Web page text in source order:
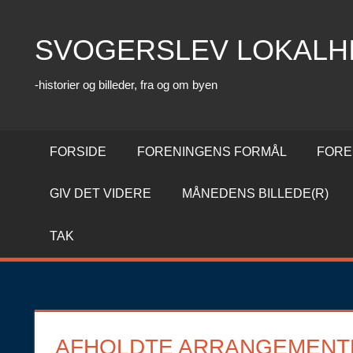
contentSVOGERSLEV
-historier og billeder, fra og om byen
FORSIDE FORENINGENS FORMÅL
GIV DET VIDERE MÅNEDENS BILLEDE(R)
TAK
AFHOLDTE